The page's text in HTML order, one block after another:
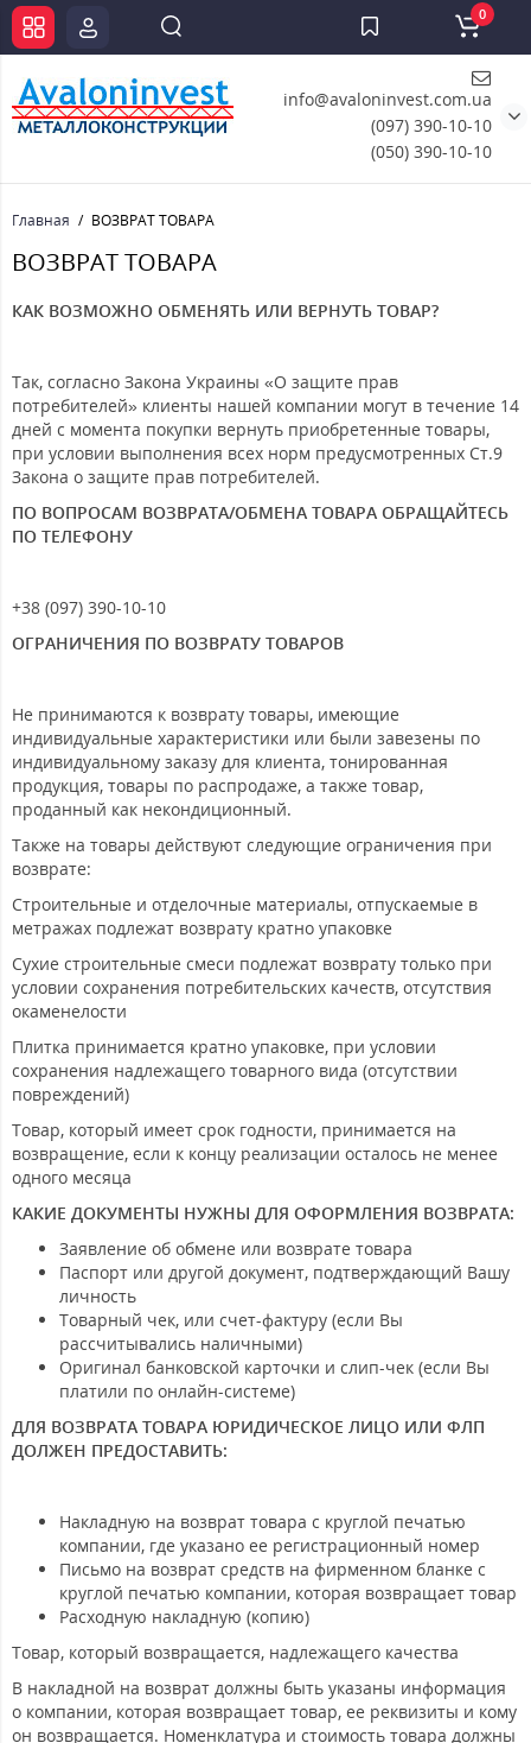
info@avaloninvest.com.ua
(097) 390-10-10
(050) 390-10-10
0
Главная ВОЗВРАТ ТОВАРА
ВОЗВРАТ ТОВАРА
КАК ВОЗМОЖНО ОБМЕНЯТЬ ИЛИ ВЕРНУТЬ ТОВАР?
Так, согласно Закона Украины «О защите прав
потребителей» клиенты нашей компании могут в течение 14
дней с момента покупки вернуть приобретенные товары,
при условии выполнения всех норм предусмотренных Ст.9
Закона о защите прав потребителей.
ПО ВОПРОСАМ ВОЗВРАТА/ОБМЕНА ТОВАРА ОБРАЩАЙТЕСЬ
ПО ТЕЛЕФОНУ
+38 (097) 390-10-10
ОГРАНИЧЕНИЯ ПО ВОЗВРАТУ ТОВАРОВ
Не принимаются к возврату товары, имеющие
индивидуальные характеристики или были завезены по
индивидуальному заказу для клиента, тонированная
продукция, товары по распродаже, а также товар,
проданный как некондиционный.
Также на товары действуют следующие ограничения при
возврате:
Строительные и отделочные материалы, отпускаемые в
метражах подлежат возврату кратно упаковке
Сухие строительные смеси подлежат возврату только при
условии сохранения потребительских качеств, отсутствия
окаменелости
Плитка принимается кратно упаковке, при условии
сохранения надлежащего товарного вида (отсутствии
повреждений)
Товар, который имеет срок годности, принимается на
возвращение, если к концу реализации осталось не менее
одного месяца
КАКИЕ ДОКУМЕНТЫ НУЖНЫ ДЛЯ ОФОРМЛЕНИЯ ВОЗВРАТА:
Заявление об обмене или возврате товара
Паспорт или другой документ, подтверждающий Вашу
личность
Товарный чек, или счет-фактуру (если Вы
рассчитывались наличными)
Оригинал банковской карточки и слип-чек (если Вы
платили по онлайн-системе)
ДЛЯ ВОЗВРАТА ТОВАРА ЮРИДИЧЕСКОЕ ЛИЦО ИЛИ ФЛП
ДОЛЖЕН ПРЕДОСТАВИТЬ:
Накладную на возврат товара с круглой печатью
компании, где указано ее регистрационный номер
Письмо на возврат средств на фирменном бланке с
круглой печатью компании, которая возвращает товар
Расходную накладную (копию)
Товар, который возвращается, надлежащего качества
В накладной на возврат должны быть указаны информация
о компании, которая возвращает товар, ее реквизиты и кому
он возвращается. Номенклатура и стоимость товара должны